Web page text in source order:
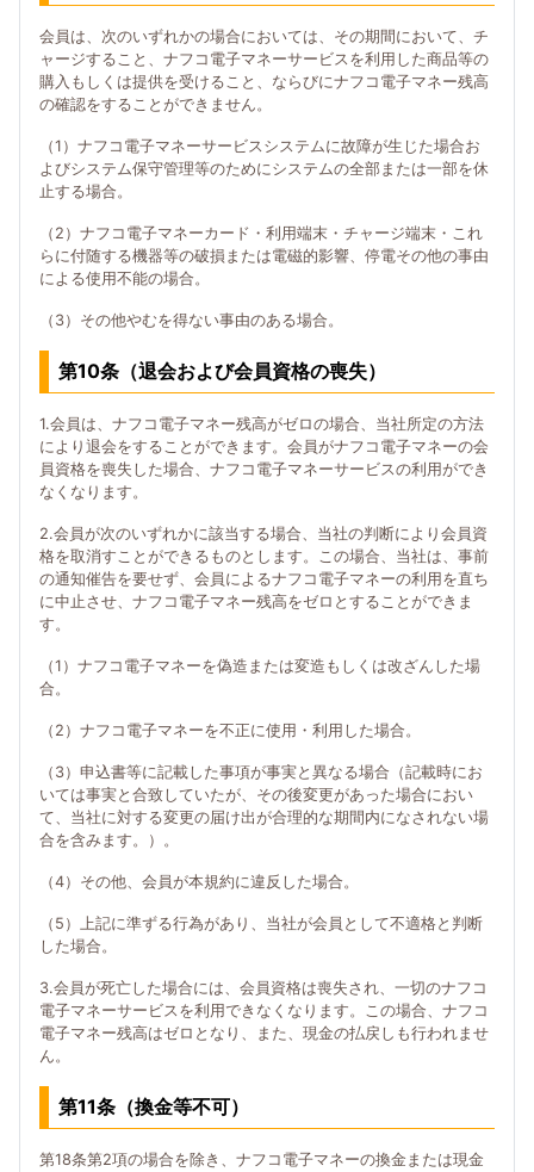
会員は、次のいずれかの場合においては、その期間において、チ
ャージすること、ナフコ電子マネーサービスを利用した商品等の
購入もしくは提供を受けること、ならびにナフコ電子マネー残高
の確認をすることができません。
（1）ナフコ電子マネーサービスシステムに故障が生じた場合お
よびシステム保守管理等のためにシステムの全部または一部を休
止する場合。
（2）ナフコ電子マネーカード・利用端末・チャージ端末・これ
らに付随する機器等の破損または電磁的影響、停電その他の事由
による使用不能の場合。
（3）その他やむを得ない事由のある場合。
第10条（退会および会員資格の喪失）
1.会員は、ナフコ電子マネー残高がゼロの場合、当社所定の方法
により退会をすることができます。会員がナフコ電子マネーの会
員資格を喪失した場合、ナフコ電子マネーサービスの利用ができ
なくなります。
2.会員が次のいずれかに該当する場合、当社の判断により会員資
格を取消すことができるものとします。この場合、当社は、事前
の通知催告を要せず、会員によるナフコ電子マネーの利用を直ち
に中止させ、ナフコ電子マネー残高をゼロとすることができま
す。
（1）ナフコ電子マネーを偽造または変造もしくは改ざんした場
合。
（2）ナフコ電子マネーを不正に使用・利用した場合。
（3）申込書等に記載した事項が事実と異なる場合（記載時にお
いては事実と合致していたが、その後変更があった場合におい
て、当社に対する変更の届け出が合理的な期間内になされない場
合を含みます。）。
（4）その他、会員が本規約に違反した場合。
（5）上記に準ずる行為があり、当社が会員として不適格と判断
した場合。
3.会員が死亡した場合には、会員資格は喪失され、一切のナフコ
電子マネーサービスを利用できなくなります。この場合、ナフコ
電子マネー残高はゼロとなり、また、現金の払戻しも行われませ
ん。
第11条（換金等不可）
第18条第2項の場合を除き、ナフコ電子マネーの換金または現金